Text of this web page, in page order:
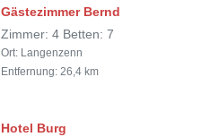
Gästezimmer Bernd
Zimmer: 4 Betten: 7
Ort: Langenzenn
Entfernung: 26,4 km
Hotel Burg